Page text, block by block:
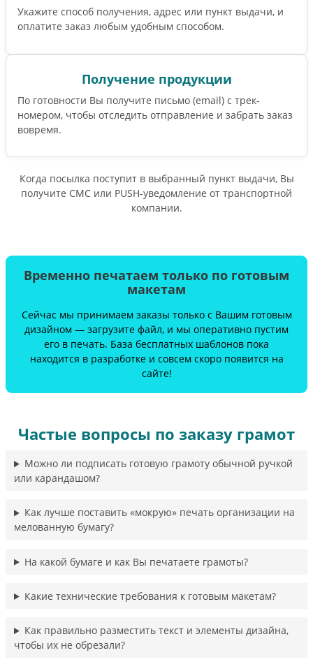
Укажите способ получения, адрес или пункт выдачи, и
оплатите заказ любым удобным способом.
Получение продукции
По готовности Вы получите письмо (email) c трек-
номером, чтобы отследить отправление и забрать заказ
вовремя.
Когда посылка поступит в выбранный пункт выдачи, Вы
получите СМС или PUSH-уведомление от транспортной
компании.
Временно печатаем только по готовым
макетам
Сейчас мы принимаем заказы только с Вашим готовым
дизайном — загрузите файл, и мы оперативно пустим
его в печать. База бесплатных шаблонов пока
находится в разработке и совсем скоро появится на
сайте!
Частые вопросы по заказу грамот
Можно ли подписать готовую грамоту обычной ручкой
или карандашом?
Как лучше поставить «мокрую» печать организации на
мелованную бумагу?
На какой бумаге и как Вы печатаете грамоты?
Какие технические требования к готовым макетам?
Как правильно разместить текст и элементы дизайна,
чтобы их не обрезали?